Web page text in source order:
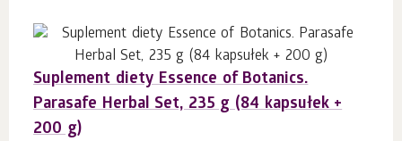
Suplement diety Essence of Botanics.
Parasafe Herbal Set, 235 g (84 kapsułek +
200 g)